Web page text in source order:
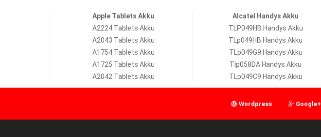
Apple Tablets Akku
A2224 Tablets Akku
A2043 Tablets Akku
A1754 Tablets Akku
A1725 Tablets Akku
A2042 Tablets Akku
Alcatel Handys Akku
TLP049HB Handys Akku
TLp049HB Handys Akku
TLp049G9 Handys Akku
Tlp058DA Handys Akku
TLp049C9 Handys Akku
Wordpress Google+